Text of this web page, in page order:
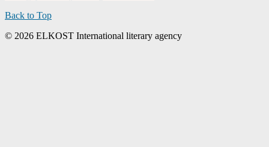
Back to Top
© 2026 ELKOST International literary agency